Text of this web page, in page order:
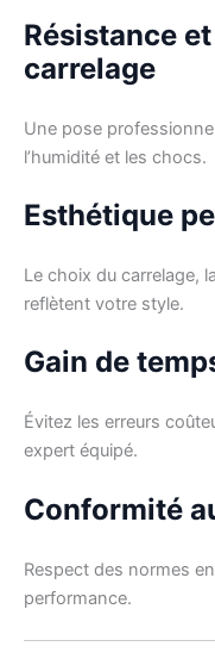
Résistance
carrelage
Une pose
l’humidité et les chocs.
Esthétique
Le choix du carrelage,
reflètent votre style.
Gain de
Évitez les erreurs
expert équipé.
Conformité
Respect des normes
performance.